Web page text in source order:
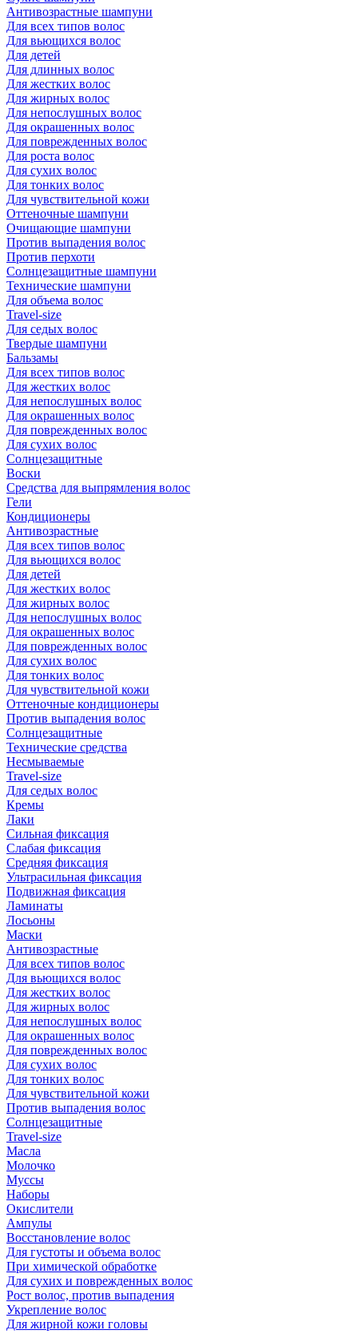
Антивозрастные шампуни
Для всех типов волос
Для вьющихся волос
Для детей
Для длинных волос
Для жестких волос
Для жирных волос
Для непослушных волос
Для окрашенных волос
Для поврежденных волос
Для роста волос
Для сухих волос
Для тонких волос
Для чувствительной кожи
Оттеночные шампуни
Очищающие шампуни
Против выпадения волос
Против перхоти
Солнцезащитные шампуни
Технические шампуни
Для объема волос
Travel-size
Для седых волос
Твердые шампуни
Бальзамы
Для всех типов волос
Для жестких волос
Для непослушных волос
Для окрашенных волос
Для поврежденных волос
Для сухих волос
Солнцезащитные
Воски
Средства для выпрямления волос
Гели
Кондиционеры
Антивозрастные
Для всех типов волос
Для вьющихся волос
Для детей
Для жестких волос
Для жирных волос
Для непослушных волос
Для окрашенных волос
Для поврежденных волос
Для сухих волос
Для тонких волос
Для чувствительной кожи
Оттеночные кондиционеры
Против выпадения волос
Солнцезащитные
Технические средства
Несмываемые
Travel-size
Для седых волос
Кремы
Лаки
Сильная фиксация
Слабая фиксация
Средняя фиксация
Ультрасильная фиксация
Подвижная фиксация
Ламинаты
Лосьоны
Маски
Антивозрастные
Для всех типов волос
Для вьющихся волос
Для жестких волос
Для жирных волос
Для непослушных волос
Для окрашенных волос
Для поврежденных волос
Для сухих волос
Для тонких волос
Для чувствительной кожи
Против выпадения волос
Солнцезащитные
Travel-size
Масла
Молочко
Муссы
Наборы
Окислители
Ампулы
Восстановление волос
Для густоты и объема волос
При химической обработке
Для сухих и поврежденных волос
Рост волос, против выпадения
Укрепление волос
Для жирной кожи головы